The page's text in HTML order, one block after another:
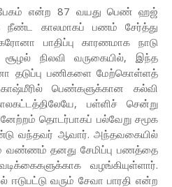
பேகம் என்ற 87 வயது பெண் ஹஜ்
காலமாகப் பணம் சேர்த்து
பாதிப்பு காரணமாக நாடு
நிலவி வருகையில், இந்த
தடுப்பு பணிகளை மேற்கொள்ளத்
பெண்களுக்கான கல்வி
பள்ளிச் சென்று
தொடர்பாகப் பல்வேறு சமூக
வந்தவர் ஆவார். அந்தவகையில்
வண்ணம் தனது சேமிப்பு பணத்தை
வழங்கியுள்ளார்.
வரும் சேவா பாரதி என்ற